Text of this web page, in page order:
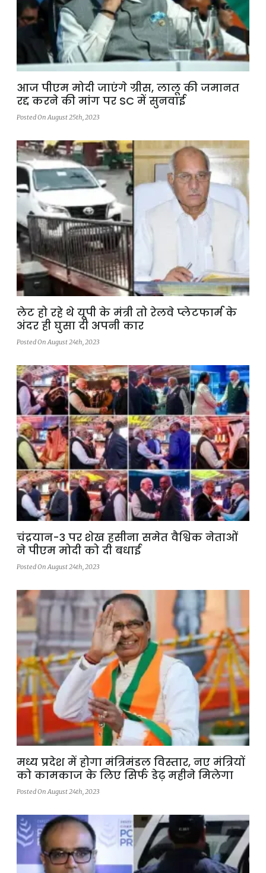
आज पीएम मोदी जाएंगे ग्रीस, लालू की जमानत
रद्द करने की मांग पर SC में सुनवाई
Posted On August 25th, 2023
लेट हो रहे थे यूपी के मंत्री तो रेलवे प्लेटफार्म के
अंदर ही घुसा दी अपनी कार
Posted On August 24th, 2023
चंद्रयान-3 पर शेख हसीना समेत वैश्विक नेताओं
ने पीएम मोदी को दी बधाई
Posted On August 24th, 2023
मध्य प्रदेश में होगा मंत्रिमंडल विस्तार, नए मंत्रियों
को कामकाज के लिए सिर्फ डेढ़ महीने मिलेगा
Posted On August 24th, 2023